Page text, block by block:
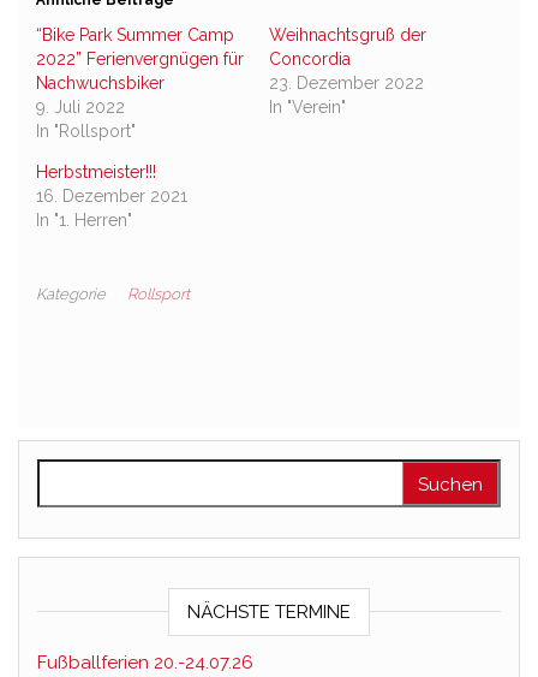
“Bike Park Summer Camp
2022” Ferienvergnügen für
Nachwuchsbiker
9. Juli 2022
In "Rollsport"
Weihnachtsgruß der
Concordia
23. Dezember 2022
In "Verein"
Herbstmeister!!!
16. Dezember 2021
In "1. Herren"
Kategorie Rollsport
NÄCHSTE TERMINE
Fußballferien 20.-24.07.26